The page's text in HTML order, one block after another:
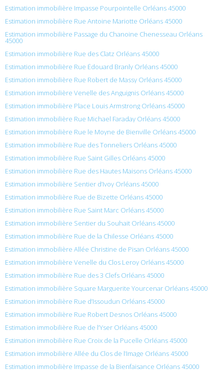
Estimation immobilière Impasse Pourpointelle Orléans 45000
Estimation immobilière Rue Antoine Mariotte Orléans 45000
Estimation immobilière Passage du Chanoine Chenesseau Orléans
45000
Estimation immobilière Rue des Clatz Orléans 45000
Estimation immobilière Rue Édouard Branly Orléans 45000
Estimation immobilière Rue Robert de Massy Orléans 45000
Estimation immobilière Venelle des Anguignis Orléans 45000
Estimation immobilière Place Louis Armstrong Orléans 45000
Estimation immobilière Rue Michael Faraday Orléans 45000
Estimation immobilière Rue le Moyne de Bienville Orléans 45000
Estimation immobilière Rue des Tonneliers Orléans 45000
Estimation immobilière Rue Saint Gilles Orléans 45000
Estimation immobilière Rue des Hautes Maisons Orléans 45000
Estimation immobilière Sentier d’Ivoy Orléans 45000
Estimation immobilière Rue de Bizette Orléans 45000
Estimation immobilière Rue Saint Marc Orléans 45000
Estimation immobilière Sentier du Souhait Orléans 45000
Estimation immobilière Rue de la Chilesse Orléans 45000
Estimation immobilière Allée Christine de Pisan Orléans 45000
Estimation immobilière Venelle du Clos Leroy Orléans 45000
Estimation immobilière Rue des 3 Clefs Orléans 45000
Estimation immobilière Square Marguerite Yourcenar Orléans 45000
Estimation immobilière Rue d’Issoudun Orléans 45000
Estimation immobilière Rue Robert Desnos Orléans 45000
Estimation immobilière Rue de l’Yser Orléans 45000
Estimation immobilière Rue Croix de la Pucelle Orléans 45000
Estimation immobilière Allée du Clos de l’Image Orléans 45000
Estimation immobilière Impasse de la Bienfaisance Orléans 45000